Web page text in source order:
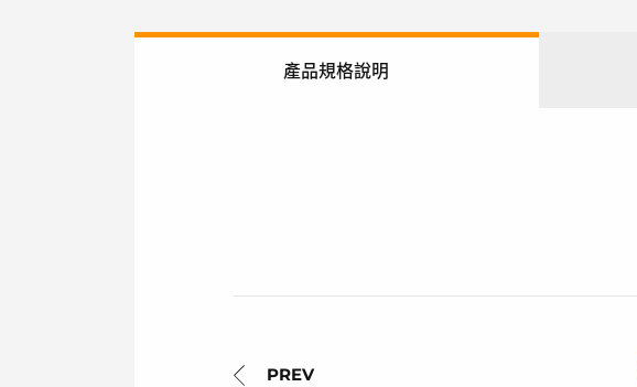
產品規格說明